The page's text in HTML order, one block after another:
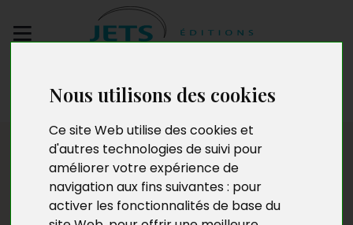
Nous utilisons des cookies
Ce site Web utilise des cookies et
d'autres technologies de suivi pour
améliorer votre expérience de
navigation aux fins suivantes : pour
activer les fonctionnalités de base du
manuscrit
Presse